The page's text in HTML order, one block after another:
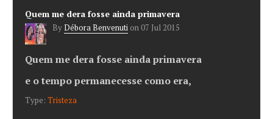
Quem me dera fosse ainda primavera
ByDébora Benvenuti on 07 Jul 2015
Quem me dera fosse ainda primavera
e o tempo permanecesse como era,
Type: Tristeza